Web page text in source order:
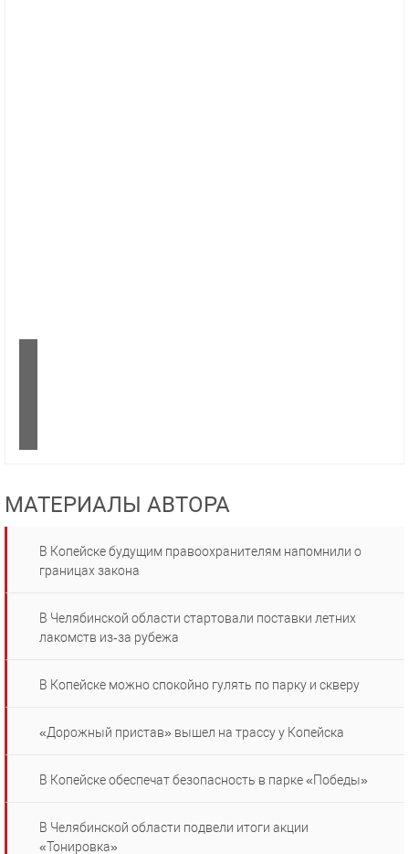
МАТЕРИАЛЫ АВТОРА
В Копейске будущим правоохранителям напомнили о
границах закона
В Челябинской области стартовали поставки летних
лакомств из‑за рубежа
В Копейске можно спокойно гулять по парку и скверу
«Дорожный пристав» вышел на трассу у Копейска
В Копейске обеспечат безопасность в парке «Победы»
В Челябинской области подвели итоги акции
«Тонировка»